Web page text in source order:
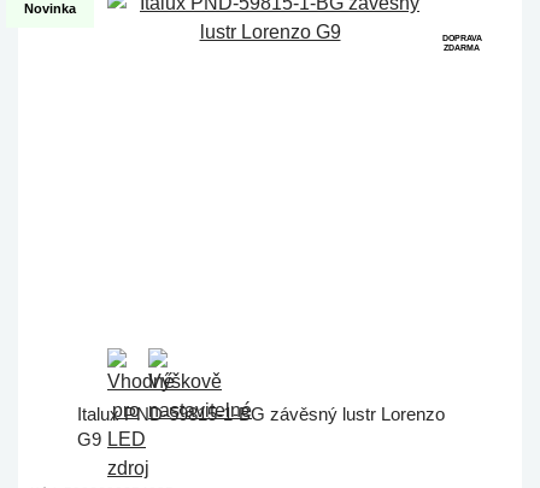
Novinka
DOPRAVA
ZDARMA
Italux PND-59815-1-BG závěsný lustr Lorenzo
G9